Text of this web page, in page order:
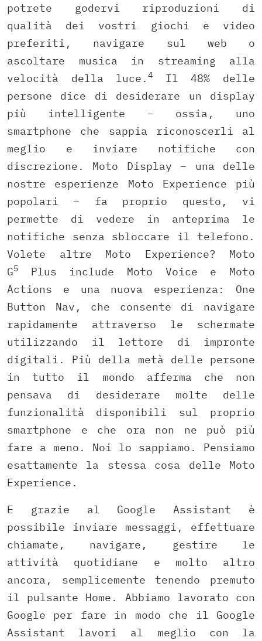
potrete godervi riproduzioni di
qualità dei vostri giochi e video
preferiti, navigare sul web o
ascoltare musica in streaming alla
velocità della luce.4
Il 48% delle
persone dice di desiderare un display
più intelligente – ossia, uno
smartphone che sappia riconoscerli al
meglio e inviare notifiche con
discrezione. Moto Display – una delle
nostre esperienze Moto Experience più
popolari – fa proprio questo, vi
permette di vedere in anteprima le
notifiche senza sbloccare il telefono.
Volete altre Moto Experience? Moto
G5
Plus include Moto Voice e Moto
Actions e una nuova esperienza: One
Button Nav, che consente di navigare
rapidamente attraverso le schermate
utilizzando il lettore di impronte
digitali. Più della metà delle persone
in tutto il mondo afferma che non
pensava di desiderare molte delle
funzionalità disponibili sul proprio
smartphone e che ora non ne può più
fare a meno. Noi lo sappiamo. Pensiamo
esattamente la stessa cosa delle Moto
Experience.
E grazie al Google Assistant è
possibile inviare messaggi, effettuare
chiamate, navigare, gestire le
attività quotidiane e molto altro
ancora, semplicemente tenendo premuto
il pulsante Home. Abbiamo lavorato con
Google per fare in modo che il Google
Assistant lavori al meglio con la